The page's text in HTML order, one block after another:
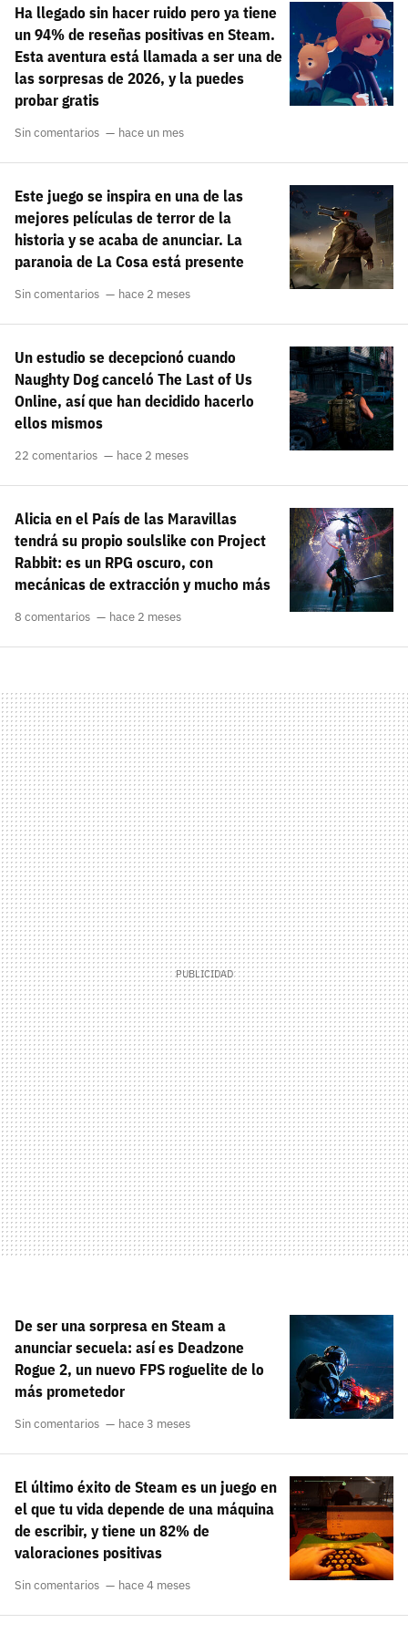
Ha llegado sin hacer ruido pero ya tiene
un 94% de reseñas positivas en Steam.
Esta aventura está llamada a ser una de
las sorpresas de 2026, y la puedes
probar gratis
Sin comentarios hace un mes
Este juego se inspira en una de las
mejores películas de terror de la
historia y se acaba de anunciar. La
paranoia de La Cosa está presente
Sin comentarios hace 2 meses
Un estudio se decepcionó cuando
Naughty Dog canceló The Last of Us
Online, así que han decidido hacerlo
ellos mismos
22 comentarios hace 2 meses
Alicia en el País de las Maravillas
tendrá su propio soulslike con Project
Rabbit: es un RPG oscuro, con
mecánicas de extracción y mucho más
8 comentarios hace 2 meses
De ser una sorpresa en Steam a
anunciar secuela: así es Deadzone
Rogue 2, un nuevo FPS roguelite de lo
más prometedor
Sin comentarios hace 3 meses
El último éxito de Steam es un juego en
el que tu vida depende de una máquina
de escribir, y tiene un 82% de
valoraciones positivas
Sin comentarios hace 4 meses
¿Todavía no tienes cuenta?
Regístrate gratis
disponible, pero puedes seguir usando tu cuenta
de 3DJuegos:
Recupera tu acceso con Facebook
carácter inicial), pero no mayúsculas, espacios, tildes
o caracteres especiales.
He leído y acepto lapolitica de privacidad y
de participación
Entra con Google
¿Ya tienes cuenta?
Entra en 3DJuegos